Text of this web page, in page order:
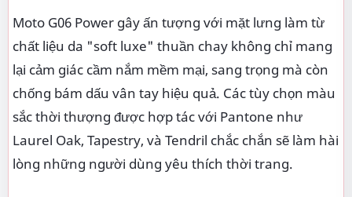
Moto G06 Power gây ấn tượng với mặt lưng làm từ
chất liệu da "soft luxe" thuần chay không chỉ mang
lại cảm giác cầm nắm mềm mại, sang trọng mà còn
chống bám dấu vân tay hiệu quả. Các tùy chọn màu
sắc thời thượng được hợp tác với Pantone như
Laurel Oak, Tapestry, và Tendril chắc chắn sẽ làm hài
lòng những người dùng yêu thích thời trang.